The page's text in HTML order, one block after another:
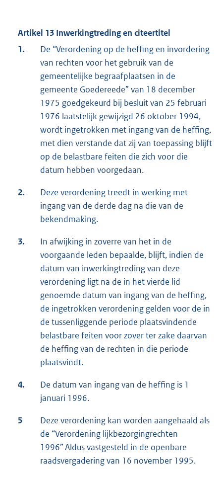
Artikel 13 Inwerkingtreding en citeertitel
1.
De “Verordening op de heffing en invordering
van rechten voor het gebruik van de
gemeentelijke begraafplaatsen in de
gemeente Goedereede” van 18 december
1975 goedgekeurd bij besluit van 25 februari
1976 laatstelijk gewijzigd 26 oktober 1994,
wordt ingetrokken met ingang van de heffing,
met dien verstande dat zij van toepassing blijft
op de belastbare feiten die zich voor die
datum hebben voorgedaan.
2.
Deze verordening treedt in werking met
ingang van de derde dag na die van de
bekendmaking.
3.
In afwijking in zoverre van het in de
voorgaande leden bepaalde, blijft, indien de
datum van inwerkingtreding van deze
verordening ligt na de in het vierde lid
genoemde datum van ingang van de heffing,
de ingetrokken verordening gelden voor de in
de tussenliggende periode plaatsvindende
belastbare feiten voor zover ter zake daarvan
de heffing van de rechten in die periode
plaatsvindt.
4.
De datum van ingang van de heffing is 1
januari 1996.
5
Deze verordening kan worden aangehaald als
de “Verordening lijkbezorgingrechten
1996” Aldus vastgesteld in de openbare
raadsvergadering van 16 november 1995.